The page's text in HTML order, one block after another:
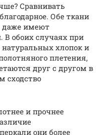
Сравнивать
Обе ткани
даже имеют
В обоих случаях при
натуральных хлопок и
плетения,
друг с другом в
сходство
и прочнее
они более